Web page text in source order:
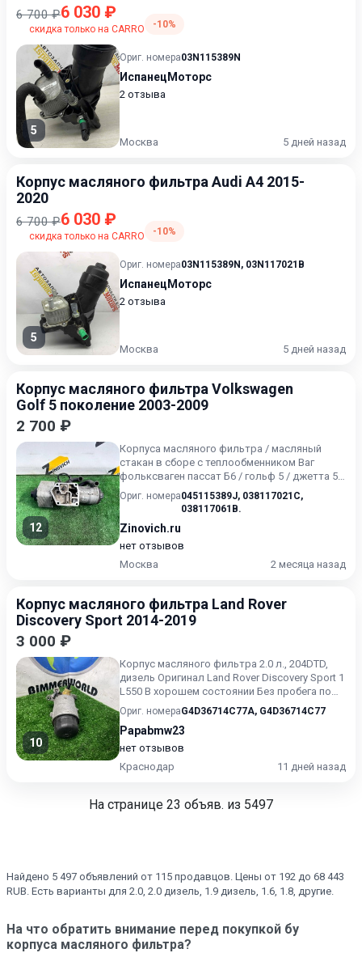
6 700 ₽6 030 ₽
скидка только на CARRO -10%
5
Ориг. номера03N115389N
ИспанецМоторс
2 отзыва
Москва 5 дней назад
Корпус масляного фильтра Audi A4 2015-
2020
6 700 ₽6 030 ₽
скидка только на CARRO -10%
5
Ориг. номера03N115389N , 03N117021B
ИспанецМоторс
2 отзыва
Москва 5 дней назад
Корпус масляного фильтра Volkswagen
Golf 5 поколение 2003-2009
2 700 ₽
12
Корпуса масляного фильтра / масляный
стакан в сборе с теплообменником Ваг
фольксваген пассат Б6 / гольф 5 / джетта 5 /
туран 1 // шкода окт...
Ориг. номера045115389J, 038117021C,
038117061B.
Zinovich.ru
нет отзывов
Москва
2 месяца назад
Корпус масляного фильтра Land Rover
Discovery Sport 2014-2019
3 000 ₽
10
Корпус масляного фильтра 2.0 л., 204DTD,
дизель Оригинал Land Rover Discovery Sport 1
L550 В хорошем состоянии Без пробега по
РФ.
Ориг. номераG4D36714C77A, G4D36714C77
Papabmw23
нет отзывов
Краснодар
11 дней назад
На странице 23 объяв. из 5497
Найдено 5 497 объявлений от 115 продавцов. Цены от 192 до 68 443
RUB. Есть варианты для 2.0, 2.0 дизель, 1.9 дизель, 1.6, 1.8, другие.
На что обратить внимание перед покупкой бу
корпуса масляного фильтра?